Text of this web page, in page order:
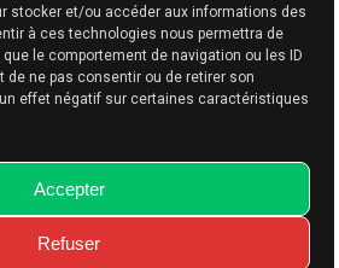
stocker et/ou accéder aux informations des
à ces technologies nous permettra de
le comportement de navigation ou les ID
de ne pas consentir ou de retirer son
effet négatif sur certaines caractéristiques
Accepter
Refuser